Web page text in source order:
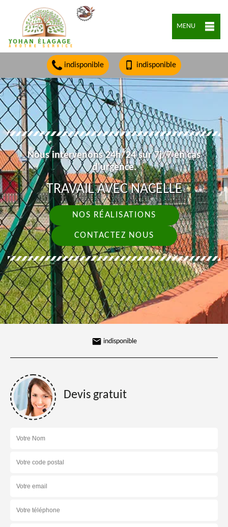
MENU
indisponible indisponible
Nous intervenons 24h/24 sur 7j/7 en cas
d'urgence.
TRAVAIL AVEC NACELLE
NOS RÉALISATIONS
CONTACTEZ NOUS
indisponible
Devis gratuit